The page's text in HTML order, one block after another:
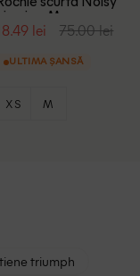
piersica, M
lei 75.00 lei
ULTIMA ȘANSĂ
XS M
triumph